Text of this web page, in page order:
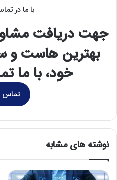
با ما در
جهت دریافت
بهترین هاست و
خود، با ما
تماس
نوشته های مشابه